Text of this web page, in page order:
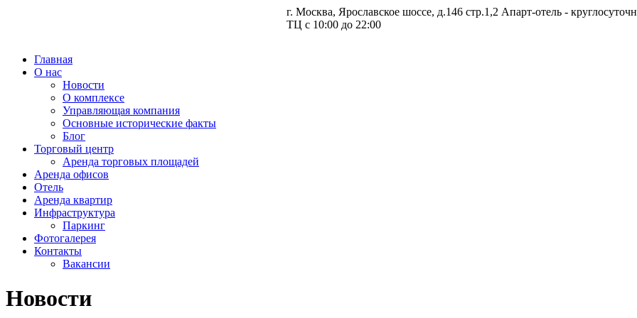
г. Москва, Ярославское шоссе, д.146 стр.1,2 Апарт-отель -
ТЦ с 10:00 до 22:00
Главная
О нас
Новости
О комплексе
Управляющая компания
Основные исторические факты
Блог
Торговый центр
Аренда торговых площадей
Аренда офисов
Отель
Аренда квартир
Инфраструктура
Паркинг
Фотогалерея
Контакты
Вакансии
Новости